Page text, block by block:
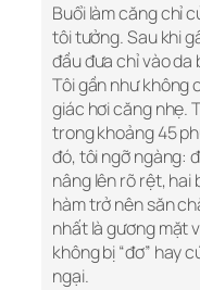
Buổi làm căng chỉ
tôi tưởng. Sau khi
đầu đưa chỉ vào
Tôi gần như không
giác hơi căng nhẹ.
trong khoảng 45
đó, tôi ngỡ ngàng:
nâng lên rõ rệt, hai
hàm trở nên săn
nhất là gương mặt
không bị “đơ” hay
ngại.